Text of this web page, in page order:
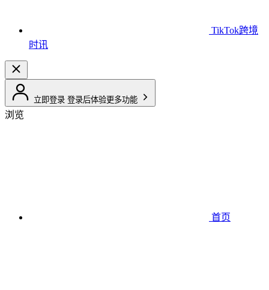
TikTok跨境
时讯
立即登录 登录后体验更多功能
浏览
首页